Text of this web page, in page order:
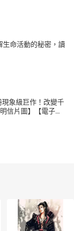
命活動的秘密，讀
象級巨作！改變千
信片圖】【電子